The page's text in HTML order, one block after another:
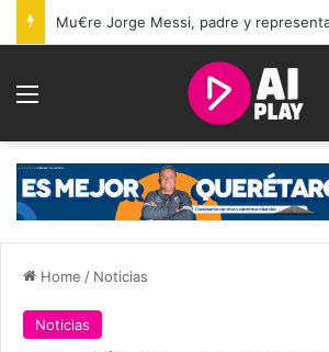
Menu
Home / Noticias
Noticias